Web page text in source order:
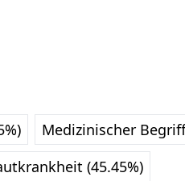
Medizinischer
(45.45%)